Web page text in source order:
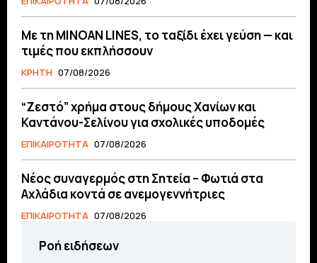
Με τη MINOAN LINES, το ταξίδι έχει γεύση — και
τιμές που εκπλήσσουν
ΚΡΗΤΗ 07/08/2026
“Ζεστό” χρήμα στους δήμους Χανίων και
Καντάνου-Σελίνου για σχολικές υποδομές
ΕΠΙΚΑΙΡΟΤΗΤΑ 07/08/2026
Νέος συναγερμός στη Σητεία – Φωτιά στα
Αχλάδια κοντά σε ανεμογεννήτριες
ΕΠΙΚΑΙΡΟΤΗΤΑ 07/08/2026
Ροή ειδήσεων